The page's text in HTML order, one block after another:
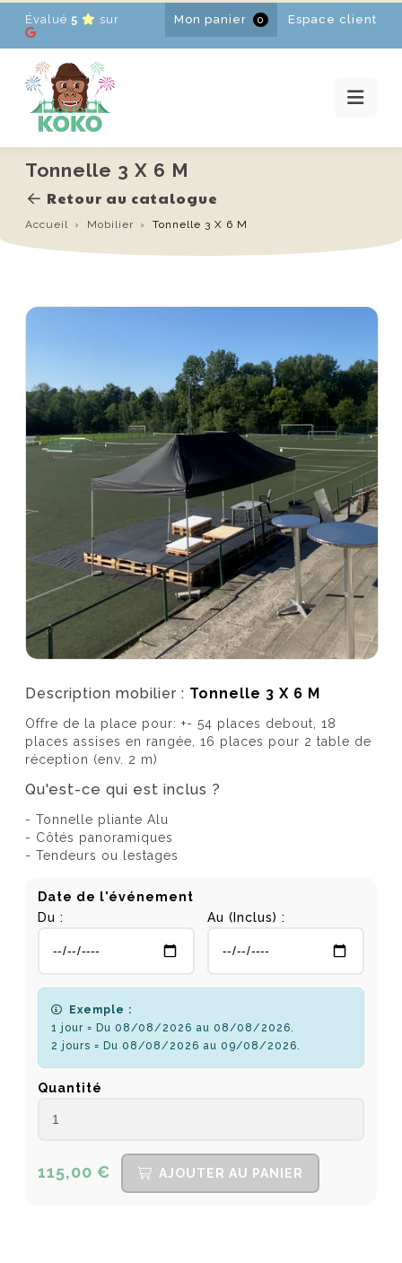
Évalué 5 sur Mon panier 0 Espace client
Tonnelle 3 X 6 M
Retour au catalogue
Accueil Mobilier Tonnelle 3 X 6 M
Description mobilier : Tonnelle 3 X 6 M
Offre de la place pour: +- 54 places debout, 18
places assises en rangée, 16 places pour 2 table de
réception (env. 2 m)
Qu'est-ce qui est inclus ?
- Tonnelle pliante Alu
- Côtés panoramiques
- Tendeurs ou lestages
Date de l'événement
Du :
Au (Inclus) :
Exemple :
1 jour = Du 08/08/2026 au 08/08/2026.
2 jours = Du 08/08/2026 au 09/08/2026.
Quantité
115,00 € AJOUTER AU PANIER
ACCUEIL
LOCATIONS
PROMOTIONS
ACTUALITÉS
CONTACT
FR-EN-NL